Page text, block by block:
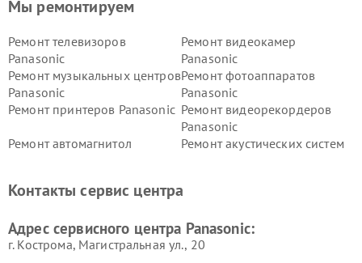
Мы ремонтируем
Ремонт телевизоров
Panasonic
Ремонт видеокамер
Panasonic
Ремонт музыкальных центров
Panasonic
Ремонт фотоаппаратов
Panasonic
Ремонт принтеров Panasonic Ремонт видеорекордеров
Panasonic
Ремонт автомагнитол
Ремонт акустических систем
панелей Panasonic
Контакты сервис центра
Адрес сервисного центра Panasonic:
г. Кострома, Магистральная ул., 20